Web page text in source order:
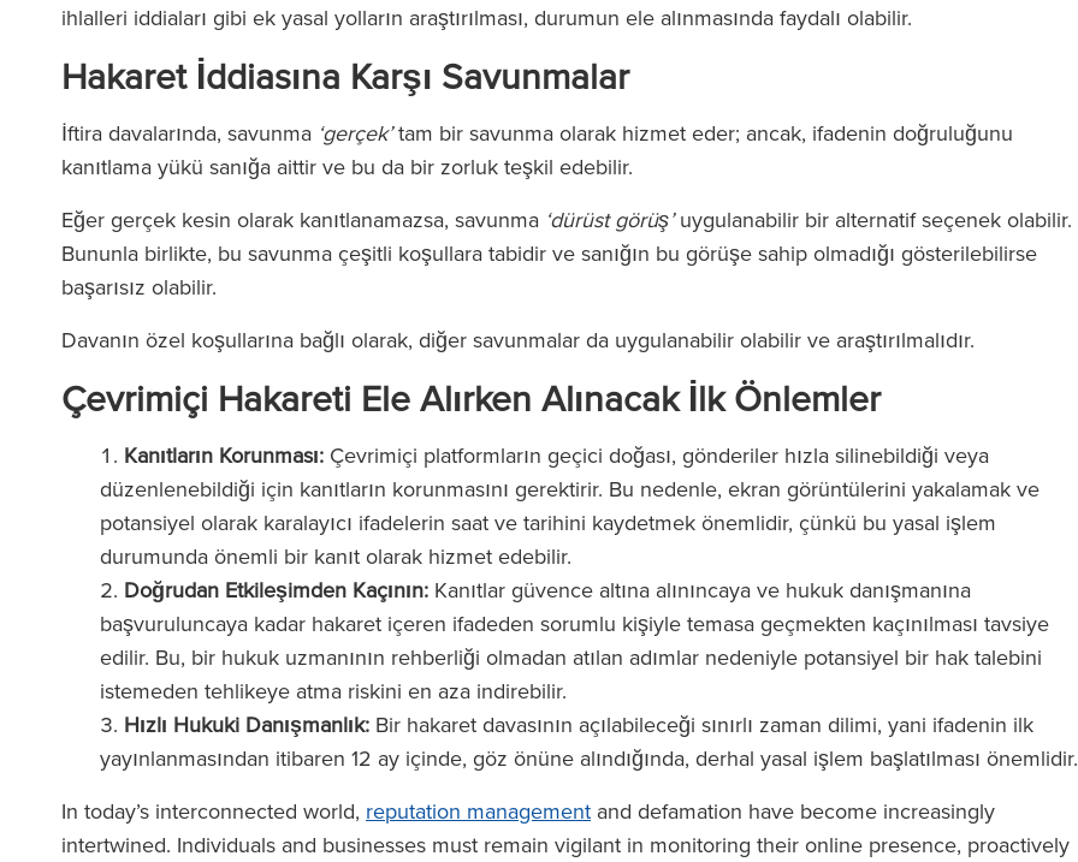
ihlalleri iddiaları gibi ek yasal yolların araştırılması, durumun ele alınmasında faydalı olabilir.
Hakaret İddiasına Karşı Savunmalar
İftira davalarında, savunma ‘gerçek’tam bir savunma olarak hizmet eder; ancak, ifadenin doğruluğunu
kanıtlama yükü sanığa aittir ve bu da bir zorluk teşkil edebilir.
Eğer gerçek kesin olarak kanıtlanamazsa, savunma ‘dürüst görüş’uygulanabilir bir alternatif seçenek olabilir.
Bununla birlikte, bu savunma çeşitli koşullara tabidir ve sanığın bu görüşe sahip olmadığı gösterilebilirse
başarısız olabilir.
Davanın özel koşullarına bağlı olarak, diğer savunmalar da uygulanabilir olabilir ve araştırılmalıdır.
Çevrimiçi Hakareti Ele Alırken Alınacak İlk Önlemler
Kanıtların Korunması: Çevrimiçi platformların geçici doğası, gönderiler hızla silinebildiği veya
düzenlenebildiği için kanıtların korunmasını gerektirir. Bu nedenle, ekran görüntülerini yakalamak ve
potansiyel olarak karalayıcı ifadelerin saat ve tarihini kaydetmek önemlidir, çünkü bu yasal işlem
durumunda önemli bir kanıt olarak hizmet edebilir.
Doğrudan Etkileşimden Kaçının: Kanıtlar güvence altına alınıncaya ve hukuk danışmanına
başvuruluncaya kadar hakaret içeren ifadeden sorumlu kişiyle temasa geçmekten kaçınılması tavsiye
edilir. Bu, bir hukuk uzmanının rehberliği olmadan atılan adımlar nedeniyle potansiyel bir hak talebini
istemeden tehlikeye atma riskini en aza indirebilir.
Hızlı Hukuki Danışmanlık: Bir hakaret davasının açılabileceği sınırlı zaman dilimi, yani ifadenin ilk
yayınlanmasından itibaren 12 ay içinde, göz önüne alındığında, derhal yasal işlem başlatılması önemlidir.
In today’s interconnected world, reputation management and defamation have become increasingly
intertwined. Individuals and businesses must remain vigilant in monitoring their online presence, proactively
Fletcher Baker'daki ekip
derecede duyarlı ve son
bilgili. Birçok kez ticari
ilgili zorluklarla
ve onların yardımı her
paha biçilmez oldu.’
The Legal 500
(2026)
‘Firmanın her seviyede olağanüstü
avukatları var. RFB'de bir avukata
talimat verdiğinizde ekibin tüm
gücüyle sizi desteklediğini
hissediyorsunuz.’
The Legal 500
(2025)
‘RFB, Magic Circle ücretlerini
etmeden Magic Circle hizmeti
veriyor.’
The Legal 500
(2024)